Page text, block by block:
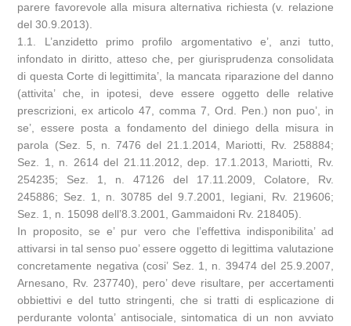
parere favorevole alla misura alternativa richiesta (v. relazione
del 30.9.2013).
1.1. L’anzidetto primo profilo argomentativo e’, anzi tutto,
infondato in diritto, atteso che, per giurisprudenza consolidata
di questa Corte di legittimita’, la mancata riparazione del danno
(attivita’ che, in ipotesi, deve essere oggetto delle relative
prescrizioni, ex articolo 47, comma 7, Ord. Pen.) non puo’, in
se’, essere posta a fondamento del diniego della misura in
parola (Sez. 5, n. 7476 del 21.1.2014, Mariotti, Rv. 258884;
Sez. 1, n. 2614 del 21.11.2012, dep. 17.1.2013, Mariotti, Rv.
254235; Sez. 1, n. 47126 del 17.11.2009, Colatore, Rv.
245886; Sez. 1, n. 30785 del 9.7.2001, Iegiani, Rv. 219606;
Sez. 1, n. 15098 dell’8.3.2001, Gammaidoni Rv. 218405).
In proposito, se e’ pur vero che l’effettiva indisponibilita’ ad
attivarsi in tal senso puo’ essere oggetto di legittima valutazione
concretamente negativa (cosi’ Sez. 1, n. 39474 del 25.9.2007,
Arnesano, Rv. 237740), pero’ deve risultare, per accertamenti
obbiettivi e del tutto stringenti, che si tratti di esplicazione di
perdurante volonta’ antisociale, sintomatica di un non avviato